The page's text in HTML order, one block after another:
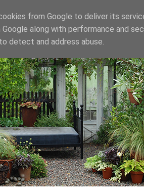
from Google to deliver its
Google along with performance and
detect and address abuse.